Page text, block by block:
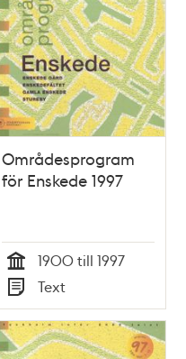
Områdesprogram
för Enskede 1997
Tid
1900 till 1997
Typ
Text